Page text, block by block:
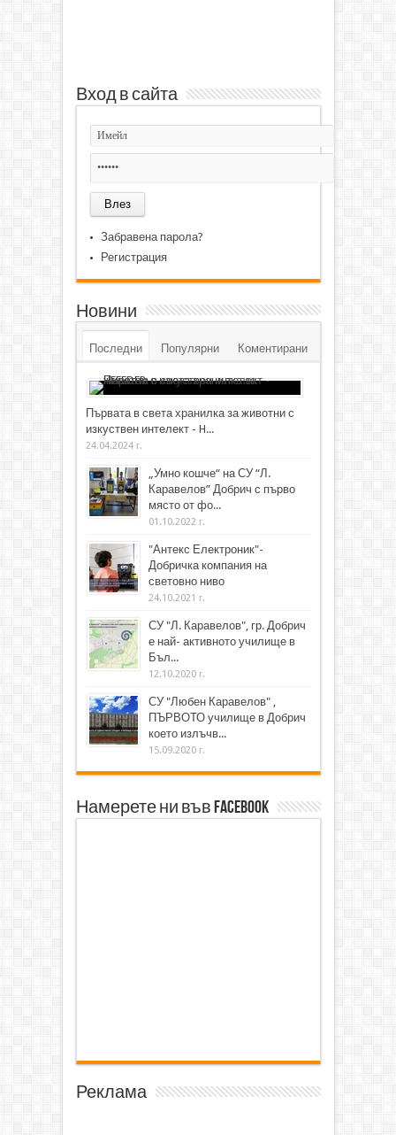
Вход в сайта
Забравена парола?
Регистрация
Новини
Последни Популярни Коментирани
Първата в света хранилка за животни с
изкуствен интелект - H...
24.04.2024 г.
„Умно кошче“ на СУ “Л.
Каравелов” Добрич с първо
място от фо...
01.10.2022 г.
"Антекс Електроник"-
Добричка компания на
световно ниво
24.10.2021 г.
СУ "Л. Каравелов", гр. Добрич
е най- активното училище в
Бъл...
12.10.2020 г.
СУ "Любен Каравелов" ,
ПЪРВОТО училище в Добрич
което излъчв...
15.09.2020 г.
Намерете ни във Facebook
Реклама